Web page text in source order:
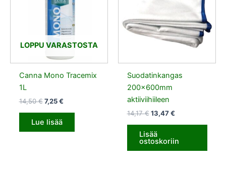
LOPPU VARASTOSTA
Canna Mono Tracemix
1L
14,50€ 7,25€
Lue lisää
Suodatinkangas
200x600mm
aktiiviihiileen
14,17€ 13,47€
Lisää
ostoskoriin